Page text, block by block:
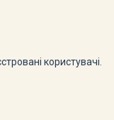
користувачі.